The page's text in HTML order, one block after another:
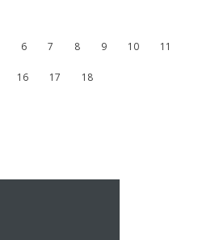
6 7 8 9 10 11
16 17 18